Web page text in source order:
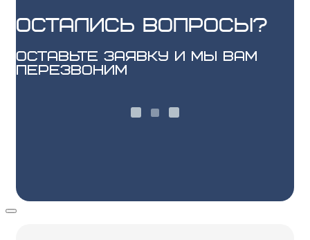
остались вопросы?
оставьте заявку и мы вам
перезвоним